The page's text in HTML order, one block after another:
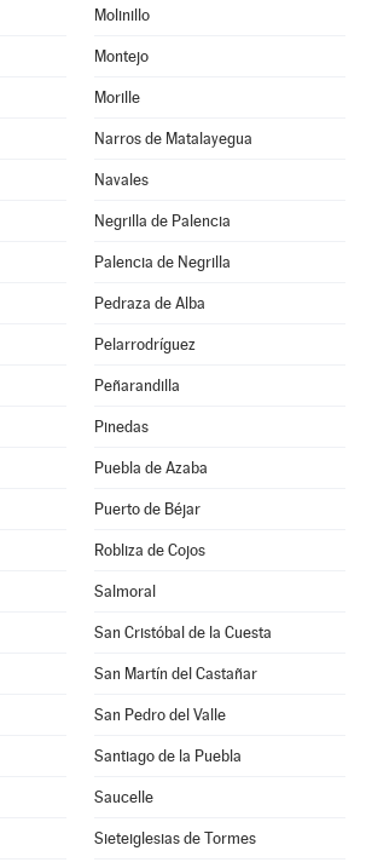
Molinillo
Montejo
Morille
Narros de Matalayegua
Navales
Negrilla de Palencia
Palencia de Negrilla
Pedraza de Alba
Pelarrodríguez
Peñarandilla
Pinedas
Puebla de Azaba
Puerto de Béjar
Robliza de Cojos
Salmoral
San Cristóbal de la Cuesta
San Martín del Castañar
San Pedro del Valle
Santiago de la Puebla
Saucelle
Sieteiglesias de Tormes